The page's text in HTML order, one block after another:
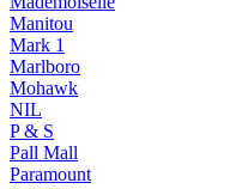
Manitou
Mark 1
Marlboro
Mohawk
NIL
P & S
Pall Mall
Paramount